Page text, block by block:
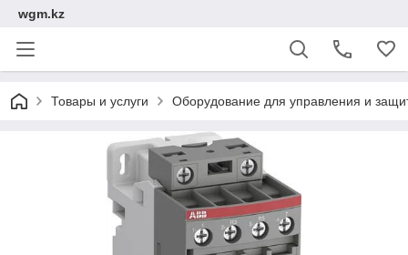
wgm.kz
Товары и услуги Оборудование для управления и